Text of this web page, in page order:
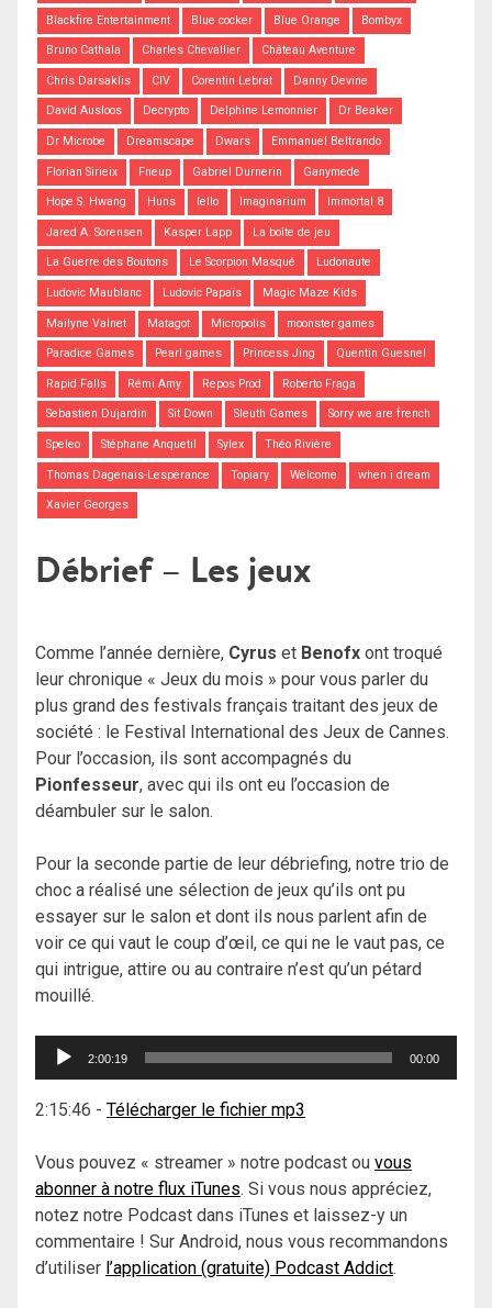
Blackfire Entertainment Blue cocker Blue Orange Bombyx
Bruno Cathala Charles Chevallier Château Aventure
Chris Darsaklis CIV Corentin Lebrat Danny Devine
David Ausloos Decrypto Delphine Lemonnier Dr Beaker
Dr Microbe Dreamscape Dwars Emmanuel Beltrando
Florian Sirieix Fneup Gabriel Durnerin Ganymede
Hope S. Hwang Huns Iello Imaginarium Immortal 8
Jared A. Sorensen Kasper Lapp La boîte de jeu
La Guerre des Boutons Le Scorpion Masqué Ludonaute
Ludovic Maublanc Ludovic Papaïs Magic Maze Kids
Mailyne Valnet Matagot Micropolis moonster games
Paradice Games Pearl games Princess Jing Quentin Guesnel
Rapid Falls Rémi Amy Repos Prod Roberto Fraga
Sebastien Dujardin Sit Down Sleuth Games Sorry we are french
Speleo Stéphane Anquetil Sylex Théo Rivière
Thomas Dagenais-Lespérance Topiary Welcome when i dream
Xavier Georges
Débrief – Les jeux
Comme l’année dernière, Cyrus et Benofx ont troqué
leur chronique « Jeux du mois » pour vous parler du
plus grand des festivals français traitant des jeux de
société : le Festival International des Jeux de Cannes.
Pour l’occasion, ils sont accompagnés du
Pionfesseur, avec qui ils ont eu l’occasion de
déambuler sur le salon.
Pour la seconde partie de leur débriefing, notre trio de
choc a réalisé une sélection de jeux qu’ils ont pu
essayer sur le salon et dont ils nous parlent afin de
voir ce qui vaut le coup d’œil, ce qui ne le vaut pas, ce
qui intrigue, attire ou au contraire n’est qu’un pétard
mouillé.
Lecteur
2:00:19 00:00
2:15:46 - Télécharger le fichier mp3
Vous pouvez « streamer » notre podcast ou vous
abonner à notre flux iTunes. Si vous nous appréciez,
notez notre Podcast dans iTunes et laissez-y un
commentaire ! Sur Android, nous vous recommandons
d’utiliser l’application (gratuite) Podcast Addict.